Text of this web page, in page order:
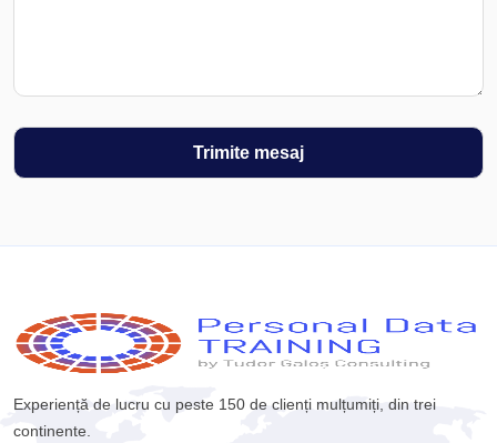
Experiență de lucru cu peste 150 de clienți mulțumiți, din trei
continente.